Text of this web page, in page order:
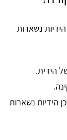
נשארות
הידית.
הידיות נשארות